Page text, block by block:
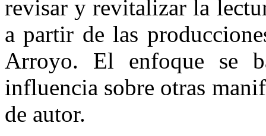
revisar y revitalizar la
a partir de las
Arroyo. El enfoque se
influencia sobre otras
de autor.